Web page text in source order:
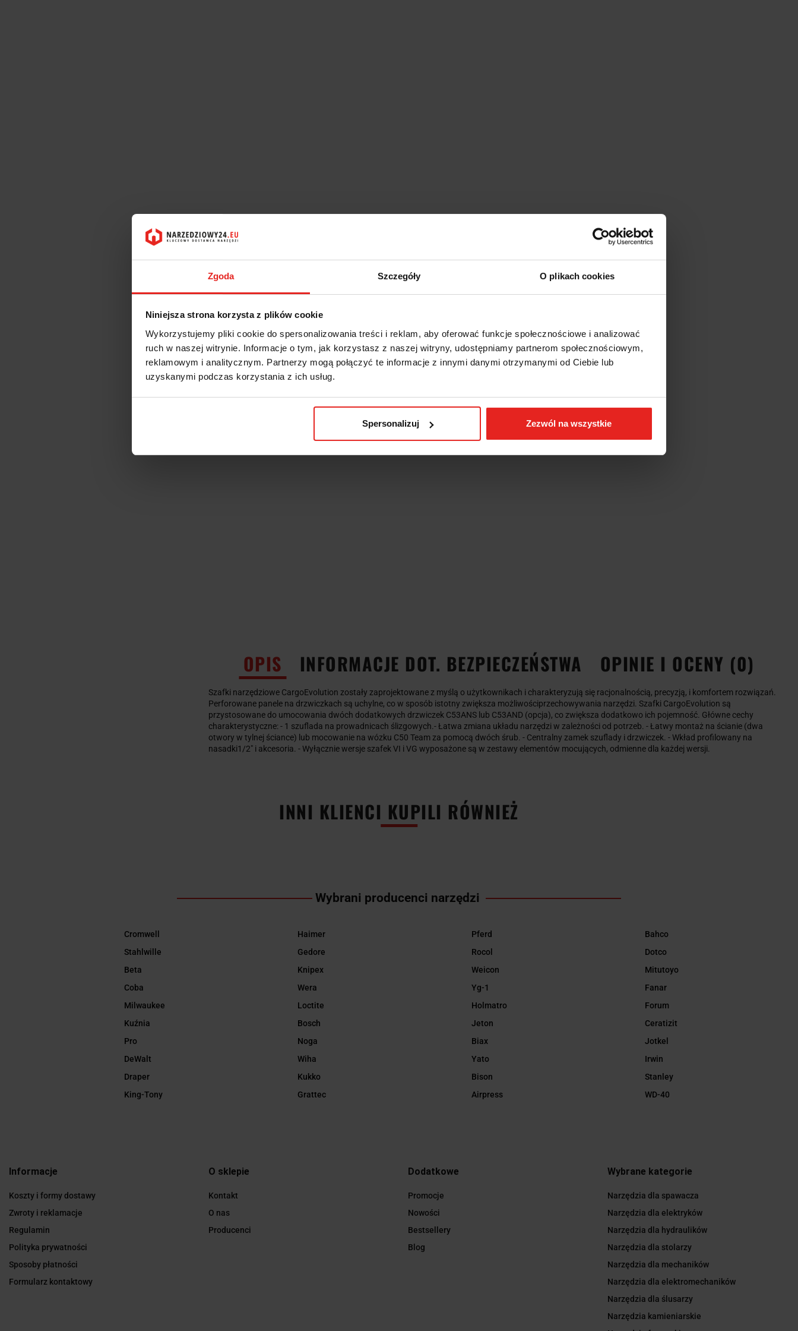
Zgoda Szczegóły O plikach cookies
Niniejsza strona korzysta z plików cookie
Wykorzystujemy pliki cookie do spersonalizowania treści i reklam, aby oferować funkcje społecznościowe i analizować
ruch w naszej witrynie. Informacje o tym, jak korzystasz z naszej witryny, udostępniamy partnerom społecznościowym,
reklamowym i analitycznym. Partnerzy mogą połączyć te informacje z innymi danymi otrzymanymi od Ciebie lub
uzyskanymi podczas korzystania z ich usług.
Spersonalizuj Zezwól na wszystkie
OPIS INFORMACJE DOT. BEZPIECZEŃSTWA OPINIE I OCENY (0)
Szafki narzędziowe CargoEvolution zostały zaprojektowane z myślą o użytkownikach i charakteryzują się racjonalnością, precyzją, i komfortem rozwiązań.
Perforowane panele na drzwiczkach są uchylne, co w sposób istotny zwiększa możliwościprzechowywania narzędzi. Szafki CargoEvolution są
przystosowane do umocowania dwóch dodatkowych drzwiczek C53ANS lub C53AND (opcja), co zwiększa dodatkowo ich pojemność. Główne cechy
charakterystyczne: - 1 szuflada na prowadnicach ślizgowych.- Łatwa zmiana układu narzędzi w zależności od potrzeb. - Łatwy montaż na ścianie (dwa
otwory w tylnej ściance) lub mocowanie na wózku C50 Team za pomocą dwóch śrub. - Centralny zamek szuflady i drzwiczek. - Wkład profilowany na
nasadki1/2" i akcesoria. - Wyłącznie wersje szafek VI i VG wyposażone są w zestawy elementów mocujących, odmienne dla każdej wersji.
INNI KLIENCI KUPILI RÓWNIEŻ
Wybrani producenci narzędzi
Cromwell
Stahlwille
Beta
Coba
Milwaukee
Kuźnia
Pro
DeWalt
Draper
King-Tony
Haimer
Gedore
Knipex
Wera
Loctite
Bosch
Noga
Wiha
Kukko
Grattec
Pferd
Rocol
Weicon
Yg-1
Holmatro
Jeton
Biax
Yato
Bison
Airpress
Bahco
Dotco
Mitutoyo
Fanar
Forum
Ceratizit
Jotkel
Irwin
Stanley
WD-40
Informacje
Koszty i formy dostawy
Zwroty i reklamacje
Regulamin
Polityka prywatności
Sposoby płatności
Formularz kontaktowy
O sklepie
Kontakt
O nas
Producenci
Dodatkowe
Promocje
Nowości
Bestsellery
Blog
Wybrane kategorie
Narzędzia dla spawacza
Narzędzia dla elektryków
Narzędzia dla hydraulików
Narzędzia dla stolarzy
Narzędzia dla mechaników
Narzędzia dla elektromechaników
Narzędzia dla ślusarzy
Narzędzia kamieniarskie